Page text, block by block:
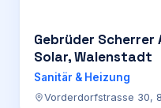
Gebrüder Scherrer
Solar, Walenstadt
Sanitär & Heizung
Vorderdorfstrasse 30,